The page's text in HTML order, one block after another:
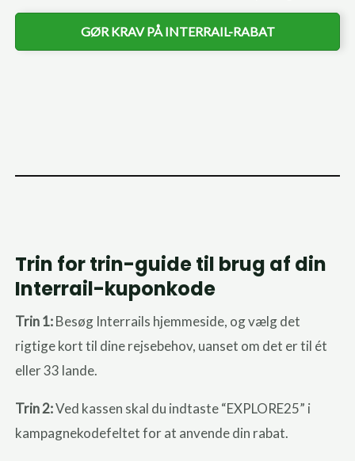
GØR KRAV PÅ INTERRAIL-RABAT
Trin for trin-guide til brug af din
Interrail-kuponkode
Trin 1:Besøg Interrails hjemmeside, og vælg det
rigtige kort til dine rejsebehov, uanset om det er til ét
eller 33 lande.
Trin 2:Ved kassen skal du indtaste “EXPLORE25” i
kampagnekodefeltet for at anvende din rabat.